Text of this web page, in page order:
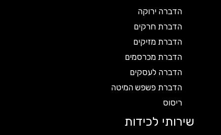
הדברה ירוקה
הדברת חרקים
הדברת מזיקים
הדברת מכרסמים
הדברה לעסקים
הדברת פשפש המיטה
ריסוס
שירותי לכידות